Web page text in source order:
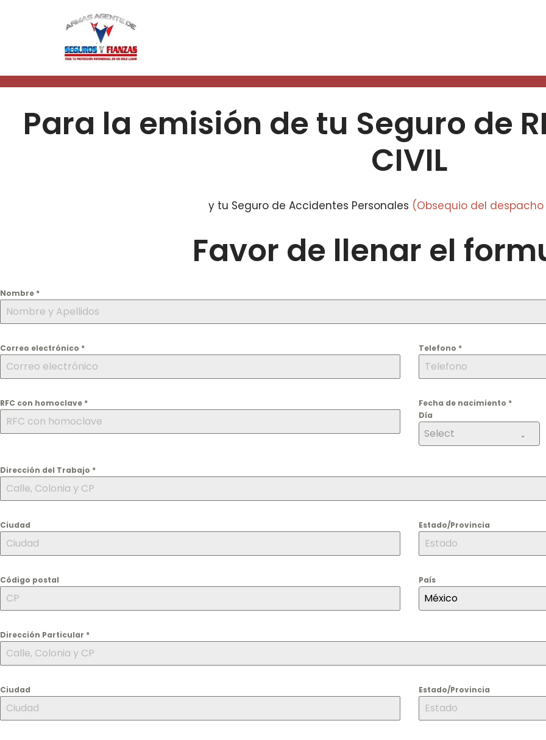
Para la emisión de tu Seguro de
CIVIL
y tu Seguro de Accidentes Personales (Obsequio del
Favor de llenar el
Nombre *
Correo electrónico * Telefono *
RFC con homoclave * Fecha de nacimiento *
Día
Select
Dirección del Trabajo *
Ciudad Estado/Provincia
Código postal País
México
Dirección Particular *
Ciudad Estado/Provincia